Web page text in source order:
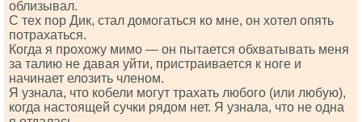
облизывал.
С тех пор Дик, стал домогаться ко мне, он хотел опять
потрахаться.
Когда я прохожу мимо — он пытается обхватывать меня
за талию не давая уйти, пристраивается к ноге и
начинает елозить членом.
Я узнала, что кобели могут трахать любого (или любую),
когда настоящей сучки рядом нет. Я узнала, что не одна